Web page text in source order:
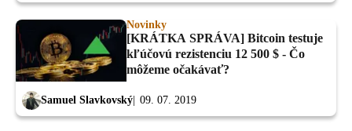
Novinky
[KRÁTKA SPRÁVA] Bitcoin testuje
kľúčovú rezistenciu 12 500 $ - Čo
môžeme očakávať?
Samuel Slavkovský 09. 07. 2019